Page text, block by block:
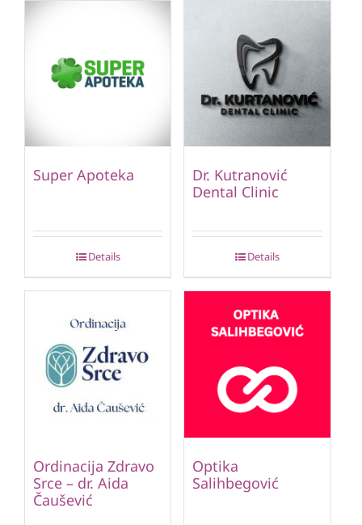
Super Apoteka
Details
Dr. Kutranović
Dental Clinic
Details
Ordinacija Zdravo
Srce – dr. Aida
Čaušević
Optika
Salihbegović